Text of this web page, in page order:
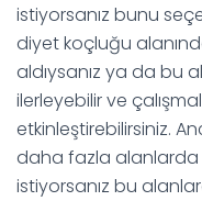
istiyorsanız bunu
diyet koçluğu
aldıysanız ya da bu
ilerleyebilir ve
etkinleştirebilirsiniz.
daha fazla
istiyorsanız bu